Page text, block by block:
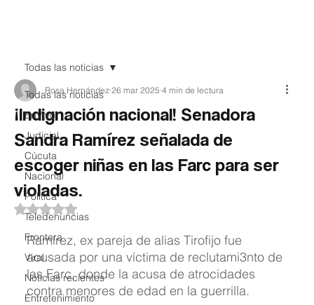
Todas las noticias
EnVivo
Judicial
Cúcuta
Nacional
Política
Teledenuncias
Frontera
Viral
Noticias recientes
Entretenimiento
Todas las noticias
¡Indignación nacional! Senadora
Sandra Ramírez señalada de
escoger niñas en las Farc para ser
violadas.
Rosa Hernández 26 mar 2025 4 min de lectura
Obtuvo NaN de 5 estrellas.
Ramírez, ex pareja de alias Tirofijo fue
acusada por una víctima de reclutami3nto de
las Farc, donde la acusa de atrocidades
contra menores de edad en la guerrilla.